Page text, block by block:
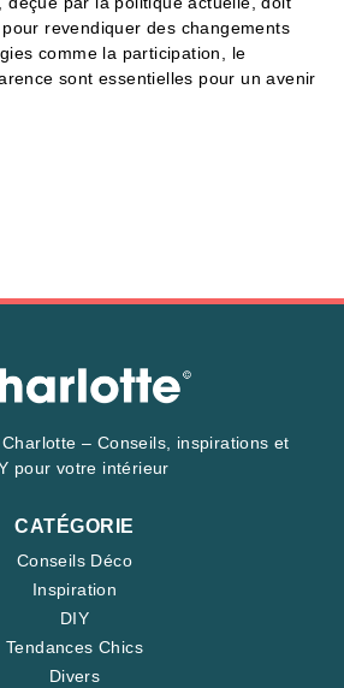
revendiquer des changements
comme la participation, le
sont essentielles pour un avenir
– Conseils, inspirations et
pour votre intérieur
CATÉGORIE
Conseils Déco
Inspiration
DIY
Tendances Chics
Divers